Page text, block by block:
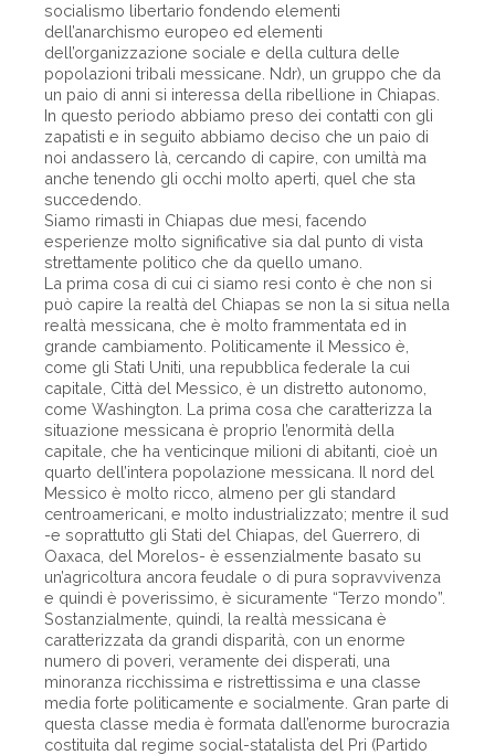
socialismo libertario fondendo elementi
dell’anarchismo europeo ed elementi
dell’organizzazione sociale e della cultura delle
popolazioni tribali messicane. Ndr), un gruppo che da
un paio di anni si interessa della ribellione in Chiapas.
In questo periodo abbiamo preso dei contatti con gli
zapatisti e in seguito abbiamo deciso che un paio di
noi andassero là, cercando di capire, con umiltà ma
anche tenendo gli occhi molto aperti, quel che sta
succedendo.
Siamo rimasti in Chiapas due mesi, facendo
esperienze molto significative sia dal punto di vista
strettamente politico che da quello umano.
La prima cosa di cui ci siamo resi conto è che non si
può capire la realtà del Chiapas se non la si situa nella
realtà messicana, che è molto frammentata ed in
grande cambiamento. Politicamente il Messico è,
come gli Stati Uniti, una repubblica federale la cui
capitale, Città del Messico, è un distretto autonomo,
come Washington. La prima cosa che caratterizza la
situazione messicana è proprio l’enormità della
capitale, che ha venticinque milioni di abitanti, cioè un
quarto dell’intera popolazione messicana. Il nord del
Messico è molto ricco, almeno per gli standard
centroamericani, e molto industrializzato; mentre il sud
-e soprattutto gli Stati del Chiapas, del Guerrero, di
Oaxaca, del Morelos- è essenzialmente basato su
un’agricoltura ancora feudale o di pura sopravvivenza
e quindi è poverissimo, è sicuramente “Terzo mondo”.
Sostanzialmente, quindi, la realtà messicana è
caratterizzata da grandi disparità, con un enorme
numero di poveri, veramente dei disperati, una
minoranza ricchissima e ristrettissima e una classe
media forte politicamente e socialmente. Gran parte di
questa classe media è formata dall’enorme burocrazia
costituita dal regime social-statalista del Pri (Partido